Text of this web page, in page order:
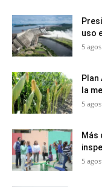
uso
5
Plan
la
5
Más
5